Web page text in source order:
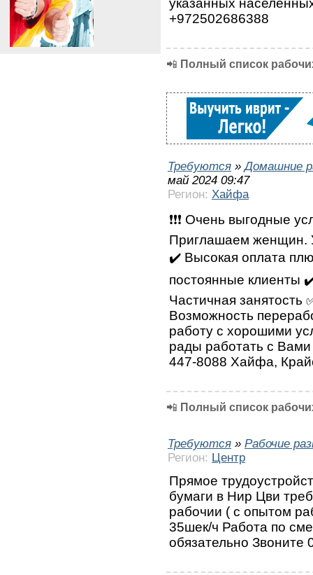
+972502686388
📲 Полный список
Требуются »Домашние
май 2024 09:47
Регион: Хайфа
❗❗❗ Очень выгодные
Приглашаем женщин.
✔️ Высокая оплата
постоянные клиенты
Частичная занятость
Возможность
работу с хорошими
рады работать с
447-8088 Хайфа,
📲 Полный список
Требуются » Рабочие
Регион: Центр
Прямое
бумаги в Нир Цви
рабочии ( с опытом
35шек/ч Работа по
обязательно Звоните